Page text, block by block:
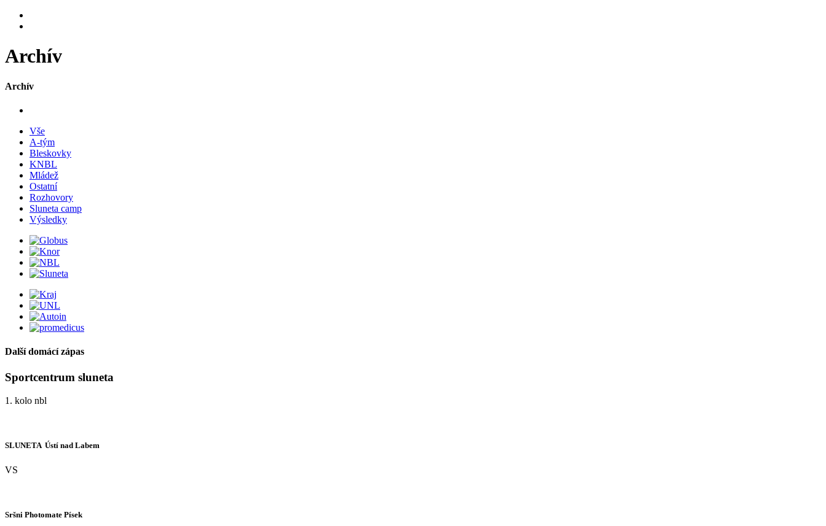
Archív
Archív
Vše
A-tým
Bleskovky
KNBL
Mládež
Ostatní
Rozhovory
Sluneta camp
Výsledky
Další domácí zápas
Sportcentrum sluneta
1. kolo nbl
SLUNETA  Ústí nad Labem
VS
Sršni Photomate Písek